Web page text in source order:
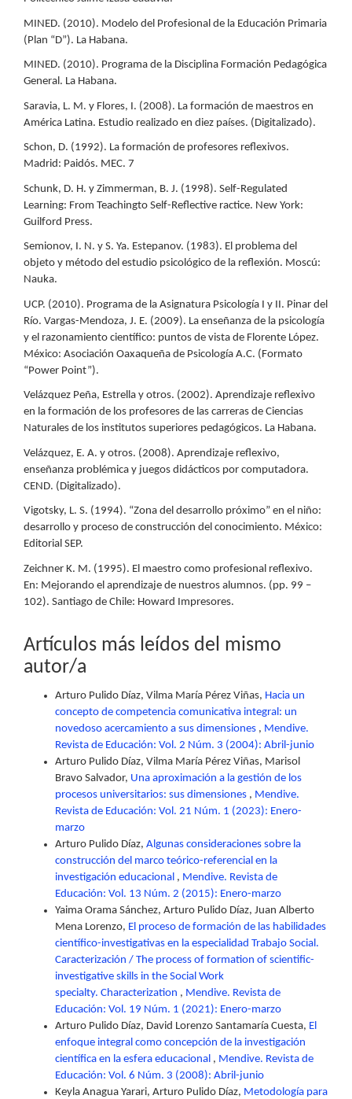
MINED. (2010). Modelo del Profesional de la Educación Primaria
(Plan “D”). La Habana.
MINED. (2010). Programa de la Disciplina Formación Pedagógica
General. La Habana.
Saravia, L. M. y Flores, I. (2008). La formación de maestros en
América Latina. Estudio realizado en diez países. (Digitalizado).
Schon, D. (1992). La formación de profesores reflexivos.
Madrid: Paidós. MEC. 7
Schunk, D. H. y Zimmerman, B. J. (1998). Self-Regulated
Learning: From Teachingto Self-Reflective ractice. New York:
Guilford Press.
Semionov, I. N. y S. Ya. Estepanov. (1983). El problema del
objeto y método del estudio psicológico de la reflexión. Moscú:
Nauka.
UCP. (2010). Programa de la Asignatura Psicología I y II. Pinar del
Río. Vargas-Mendoza, J. E. (2009). La enseñanza de la psicología
y el razonamiento científico: puntos de vista de Florente López.
México: Asociación Oaxaqueña de Psicología A.C. (Formato
“Power Point”).
Velázquez Peña, Estrella y otros. (2002). Aprendizaje reflexivo
en la formación de los profesores de las carreras de Ciencias
Naturales de los institutos superiores pedagógicos. La Habana.
Velázquez, E. A. y otros. (2008). Aprendizaje reflexivo,
enseñanza problémica y juegos didácticos por computadora.
CEND. (Digitalizado).
Vigotsky, L. S. (1994). “Zona del desarrollo próximo” en el niño:
desarrollo y proceso de construcción del conocimiento. México:
Editorial SEP.
Zeichner K. M. (1995). El maestro como profesional reflexivo.
En: Mejorando el aprendizaje de nuestros alumnos. (pp. 99 –
102). Santiago de Chile: Howard Impresores.
Artículos más leídos del mismo
autor/a
Arturo Pulido Díaz, Vilma María Pérez Viñas, Hacia un
concepto de competencia comunicativa integral: un
novedoso acercamiento a sus dimensiones , Mendive.
Revista de Educación: Vol. 2 Núm. 3 (2004): Abril-junio
Arturo Pulido Díaz, Vilma María Pérez Viñas, Marisol
Bravo Salvador, Una aproximación a la gestión de los
procesos universitarios: sus dimensiones , Mendive.
Revista de Educación: Vol. 21 Núm. 1 (2023): Enero-
marzo
Arturo Pulido Díaz, Algunas consideraciones sobre la
construcción del marco teórico-referencial en la
investigación educacional , Mendive. Revista de
Educación: Vol. 13 Núm. 2 (2015): Enero-marzo
Yaima Orama Sánchez, Arturo Pulido Díaz, Juan Alberto
Mena Lorenzo, El proceso de formación de las habilidades
científico-investigativas en la especialidad Trabajo Social.
Caracterización / The process of formation of scientific-
investigative skills in the Social Work
specialty. Characterization , Mendive. Revista de
Educación: Vol. 19 Núm. 1 (2021): Enero-marzo
Arturo Pulido Díaz, David Lorenzo Santamaría Cuesta, El
enfoque integral como concepción de la investigación
científica en la esfera educacional , Mendive. Revista de
Educación: Vol. 6 Núm. 3 (2008): Abril-junio
Keyla Anagua Yarari, Arturo Pulido Díaz, Metodología para